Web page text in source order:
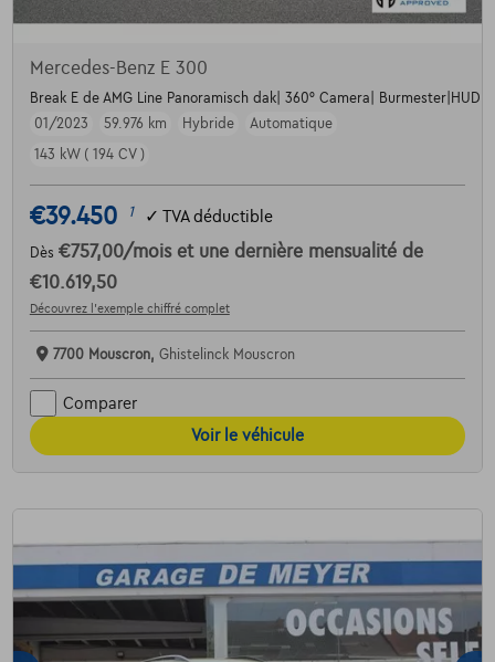
Mercedes-Benz E 300
Break E de AMG Line Panoramisch dak| 360° Camera| Burmester|HUD +
01/2023
59.976 km Hybride
Automatique
143 kW ( 194 CV )
€39.450 1 ✓ TVA déductible
Dès €757,00/mois et une dernière mensualité de
€10.619,50
Découvrez l’exemple chiffré complet
7700 Mouscron, Ghistelinck Mouscron
Comparer
Voir le véhicule